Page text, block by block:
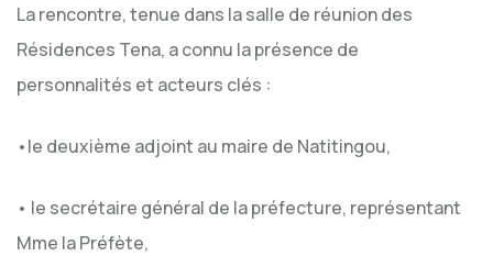
La rencontre, tenue dans la salle de réunion des
Résidences Tena, a connu la présence de
personnalités et acteurs clés :
•le deuxième adjoint au maire de Natitingou,
• le secrétaire général de la préfecture, représentant
Mme la Préfète,